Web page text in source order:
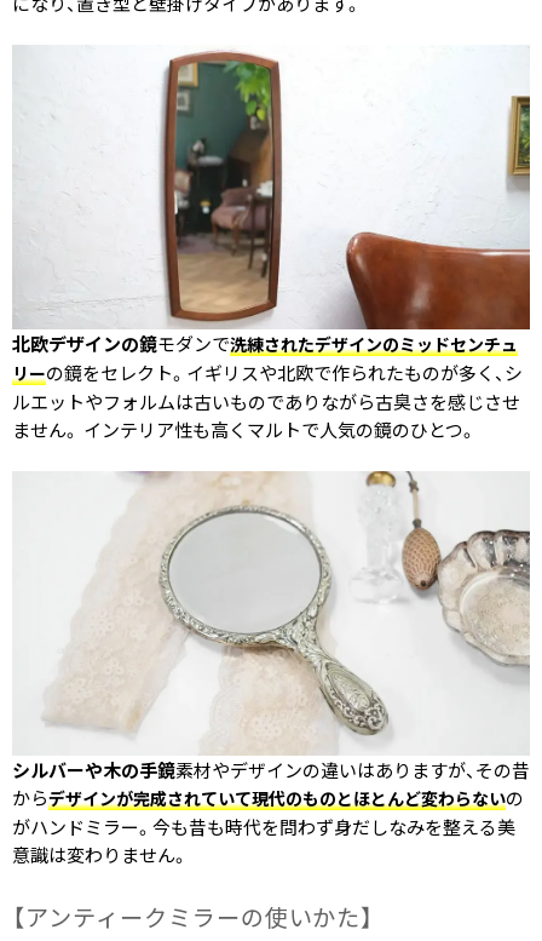
北欧デザインの鏡モダンで洗練されたデザインのミッドセンチュ
リーの鏡をセレクト。イギリスや北欧で作られたものが多く、シ
ルエットやフォルムは古いものでありながら古臭さを感じさせ
ません。 インテリア性も高くマルトで人気の鏡のひとつ。
シルバーや木の手鏡素材やデザインの違いはありますが、その昔
からデザインが完成されていて現代のものとほとんど変わらないの
がハンドミラー。今も昔も時代を問わず身だしなみを整える美
意識は変わりません。
【アンティークミラーの​使いかた​】